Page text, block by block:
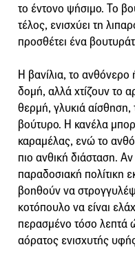
το έντονο ψήσιμο. Το
τέλος, ενισχύει τη
προσθέτει ένα
Η βανίλια, το
δομή, αλλά χτίζουν το
θερμή, γλυκιά αίσθηση,
βούτυρο. Η κανέλα
καραμέλας, ενώ το
πιο ανθική διάσταση.
παραδοσιακή πολίτικη
βοηθούν να
κοτόπουλο να είναι
περασμένο τόσο λεπτά
αόρατος ενισχυτής